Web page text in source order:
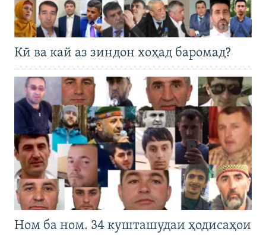
Кӣ ва кай аз зиндон хоҳад баромад?
Ном ба ном. 34 кушташудаи ҳодисаҳои